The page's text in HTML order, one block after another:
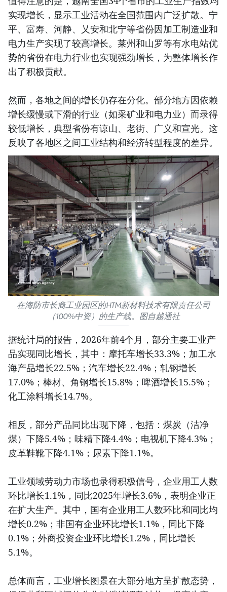
实现增长，显示工业活动在全国范围内广泛扩散。宁
平、富寿、河静、乂安和北宁等省份因加工制造业和
电力生产实现了较高增长。莱州和山罗等有水电站优
势的省份在电力行业也实现强劲增长，为整体增长作
出了积极贡献。
然而，各地之间的增长仍存在分化。部分地方因依赖
增长缓慢或下滑的行业（如采矿业和电力业）而录得
较低增长，典型省份有谅山、老街、广义和宣光。这
反映了各地区之间工业结构和经济转型程度的差异。
在海防市长裔工业园区的HTM新材料技术有限责任公司
（100%中资）的生产线。图自越通社
据统计局的报告，2026年前4个月，部分主要工业产
品实现同比增长，其中：摩托车增长33.3%；加工水
海产品增长22.5%；汽车增长22.4%；轧钢增长
17.0%；棒材、角钢增长15.8%；啤酒增长15.5%；
化工涂料增长14.7%。
相反，部分产品同比出现下降，包括：煤炭（洁净
煤）下降5.4%；味精下降4.4%；电视机下降4.3%；
皮革鞋靴下降4.1%；尿素下降1.1%。
工业领域劳动力市场也录得积极信号，企业用工人数
环比增长1.1%，同比2025年增长3.6%，表明企业正
在扩大生产。其中，国有企业用工人数环比和同比均
增长0.2%；非国有企业环比增长1.1%，同比下降
0.1%；外商投资企业环比增长1.2%，同比增长
5.1%。
总体而言，工业增长图景在大部分地方呈扩散态势，